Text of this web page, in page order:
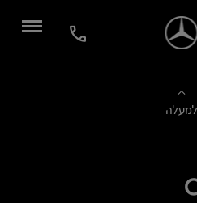
למעלה